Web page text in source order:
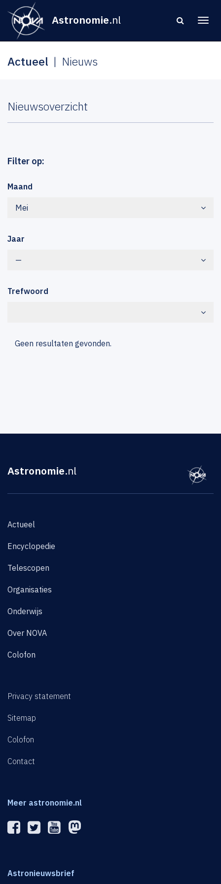
Astronomie.nl
Actueel Nieuws
Nieuwsoverzicht
Filter op:
Maand
Mei
Jaar
—
Trefwoord
Geen resultaten gevonden.
Astronomie.nl
Actueel
Encyclopedie
Telescopen
Organisaties
Onderwijs
Over NOVA
Colofon
Privacy statement
Sitemap
Colofon
Contact
Meer astronomie.nl
Astronieuwsbrief